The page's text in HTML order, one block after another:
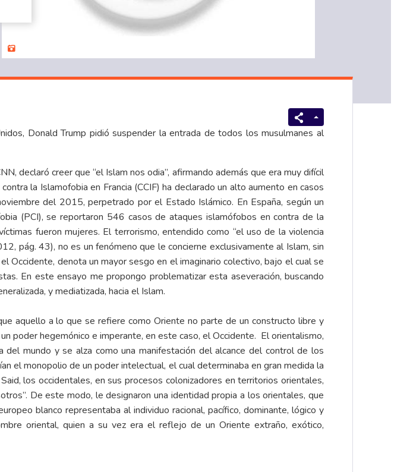
Donald Trump pidió suspender la entrada de todos los musulmanes al
declaró creer que “el Islam nos odia”, afirmando además que era muy difícil
la Islamofobia en Francia (CCIF) ha declarado un alto aumento en casos
del 2015, perpetrado por el Estado Islámico. En España, según un
(PCI), se reportaron 546 casos de ataques islamófobos en contra de la
fueron mujeres. El terrorismo, entendido como “el uso de la violencia
pág. 43), no es un fenómeno que le concierne exclusivamente al Islam, sin
Occidente, denota un mayor sesgo en el imaginario colectivo, bajo el cual se
En este ensayo me propongo problematizar esta aseveración, buscando
y mediatizada, hacia el Islam.
aquello a lo que se refiere como Oriente no parte de un constructo libre y
poder hegemónico e imperante, en este caso, el Occidente. El orientalismo,
mundo y se alza como una manifestación del alcance del control de los
el monopolio de un poder intelectual, el cual determinaba en gran medida la
los occidentales, en sus procesos colonizadores en territorios orientales,
De este modo, le designaron una identidad propia a los orientales, que
blanco representaba al individuo racional, pacífico, dominante, lógico y
oriental, quien a su vez era el reflejo de un Oriente extraño, exótico,